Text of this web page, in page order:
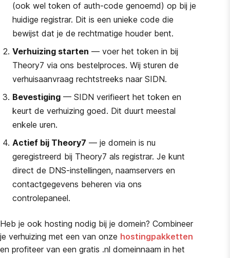
(ook wel token of auth-code genoemd) op bij je
huidige registrar. Dit is een unieke code die
bewijst dat je de rechtmatige houder bent.
Verhuizing starten — voer het token in bij
Theory7 via ons bestelproces. Wij sturen de
verhuisaanvraag rechtstreeks naar SIDN.
Bevestiging — SIDN verifieert het token en
keurt de verhuizing goed. Dit duurt meestal
enkele uren.
Actief bij Theory7 — je domein is nu
geregistreerd bij Theory7 als registrar. Je kunt
direct de DNS-instellingen, naamservers en
contactgegevens beheren via ons
controlepaneel.
Heb je ook hosting nodig bij je domein? Combineer
je verhuizing met een van onze hostingpakketten
en profiteer van een gratis .nl domeinnaam in het